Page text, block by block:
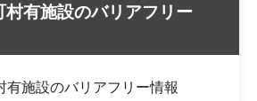
村有施設のバリアフリー
有施設のバリアフリー情報